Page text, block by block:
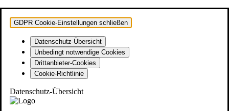
GDPR Cookie-Einstellungen schließen
Datenschutz-Übersicht
Unbedingt notwendige Cookies
Drittanbieter-Cookies
Cookie-Richtlinie
Datenschutz-Übersicht